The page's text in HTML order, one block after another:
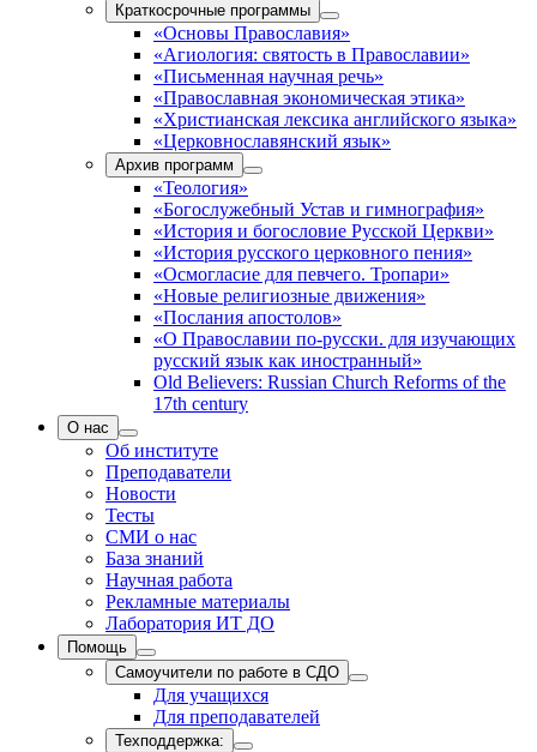
Краткосрочные программы
«Основы Православия»
«Агиология: святость в Православии»
«Письменная научная речь»
«Православная экономическая этика»
«Христианская лексика английского языка»
«Церковнославянский язык»
Архив программ
«Теология»
«Богослужебный Устав и гимнография»
«История и богословие Русской Церкви»
«История русского церковного пения»
«Осмогласие для певчего. Тропари»
«Новые религиозные движения»
«Послания апостолов»
«О Православии по-русски. для изучающих
русский язык как иностранный»
Old Believers: Russian Church Reforms of the
17th century
О нас
Об институте
Преподаватели
Новости
Тесты
СМИ о нас
База знаний
Научная работа
Рекламные материалы
Лаборатория ИТ ДО
Помощь
Самоучители по работе в СДО
Для учащихся
Для преподавателей
Техподдержка: